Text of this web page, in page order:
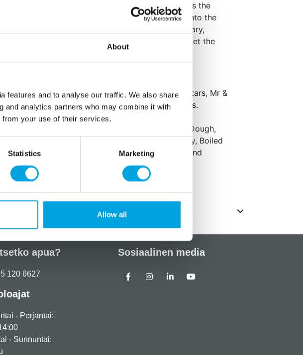
About
features and to analyse our traffic. We also share
and analytics partners who may combine it with
from your use of their services.
Statistics Marketing
Allow all
with some tylo powder. Make a ball and press the
or fondant from the inside to the outside well into the
Then remove the shape from the mould. If necessary,
the mould with some cornstarch beforehand to get the
perfectly with the Karen Davies Wicker Stars, Mr &
Claus and Snowflakes & Christmas Trees moulds.
mould is made out of high quality.
Can be used for Sugarpaste, Flower paste, Cookie Dough,
Pastry, Marzipan, Modelling paste, Chocolate, Candy, Boiled
Sugar, Saltdough, Air Drying Clays, Cold Porcelain and
Embossing Powder.
Size Mould: 21 x 12 cm.
apua?
120 6627
- Perjantai:
- Sunnuntai:
Sosiaalinen media